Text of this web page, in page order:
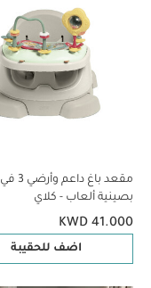
بصينية ألعاب - كلاي
KWD 41.000
اضف للحقيبة